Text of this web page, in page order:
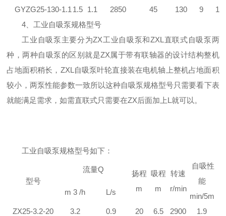
GYZG25-130-1.1 1.5 1.1 2850 45 130 9
10
4、工业自吸泵规格型号
工业自吸泵主要分为ZX工业自吸泵和ZXL直联式自吸泵两
种，两种自吸泵的区别就是ZX属于带有联轴器的设计结构整机
占地面积稍长，ZXL自吸泵叶轮直接装在电机轴上整机占地面积
较小，两泵性能参数一致所以这种自吸泵规格型号只需要看下表
就能满足需求，如需直联式只需要在ZX后面加上L就可以。
工业自吸泵规格型号如下：
型号
流量Q
扬程
m
吸程
m
转速
r/min
自吸性
能
min/5m
m 3 /h L/s
ZX25-3.2-20 3.2 0.9 20 6.5 2900
1.9